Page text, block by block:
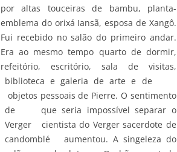
por altas touceiras de bambu, planta-
emblema do orixá Iansã, esposa de Xangô.
Fui recebido no salão do primeiro andar.
Era ao mesmo tempo quarto de dormir,
refeitório, escritório, sala de visitas,
biblioteca e galeria de arte e de
objetos pessoais de Pierre. O sentimento
de que seria impossível separar o
Verger cientista do Verger sacerdote de
candomblé aumentou. A singeleza do